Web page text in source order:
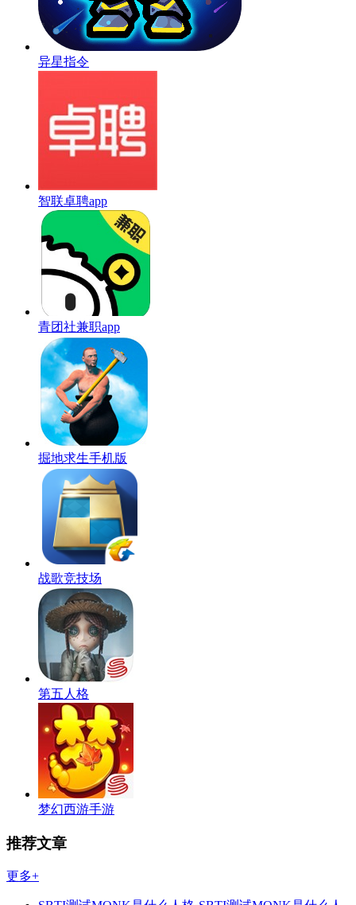
异星指令
智联卓聘app
青团社兼职app
掘地求生手机版
战歌竞技场
第五人格
梦幻西游手游
推荐文章
更多+